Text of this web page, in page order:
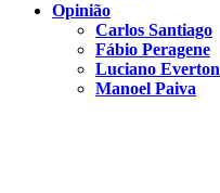
Opinião
Carlos Santiago
Fábio Peragene
Luciano Everton
Manoel Paiva